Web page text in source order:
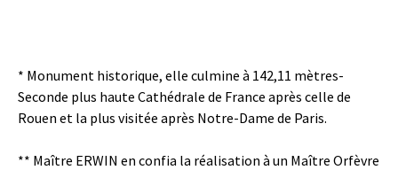
* Monument historique, elle culmine à 142,11 mètres-
Seconde plus haute Cathédrale de France après celle de
Rouen et la plus visitée après Notre-Dame de Paris.
** Maître ERWIN en confia la réalisation à un Maître Orfèvre